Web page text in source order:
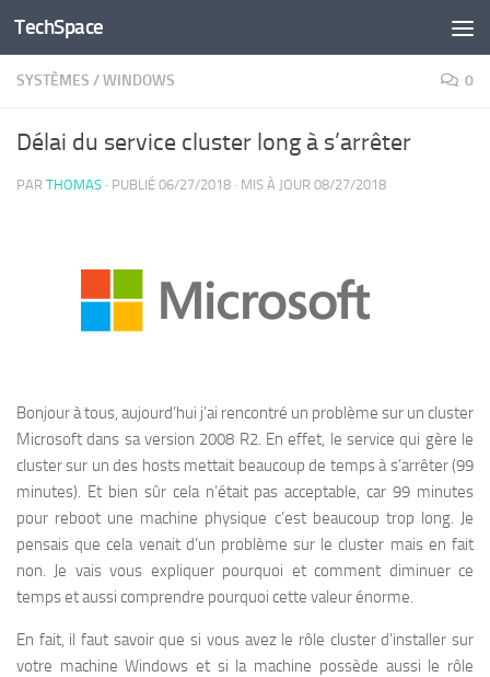
Skip to content
TechSpace
SYSTÈMES /WINDOWS 0
Délai du service cluster long à s’arrêter
PAR THOMAS · PUBLIÉ 06/27/2018 · MIS À JOUR 08/27/2018
Bonjour à tous, aujourd’hui j’ai rencontré un problème sur un cluster
Microsoft dans sa version 2008 R2. En effet, le service qui gère le
cluster sur un des hosts mettait beaucoup de temps à s’arrêter (99
minutes). Et bien sûr cela n’était pas acceptable, car 99 minutes
pour reboot une machine physique c’est beaucoup trop long. Je
pensais que cela venait d’un problème sur le cluster mais en fait
non. Je vais vous expliquer pourquoi et comment diminuer ce
temps et aussi comprendre pourquoi cette valeur énorme.
En fait, il faut savoir que si vous avez le rôle cluster d’installer sur
votre machine Windows et si la machine possède aussi le rôle